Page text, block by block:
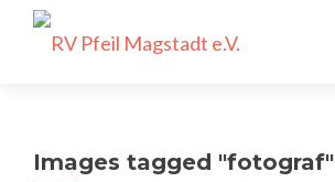
Images tagged "fotograf"